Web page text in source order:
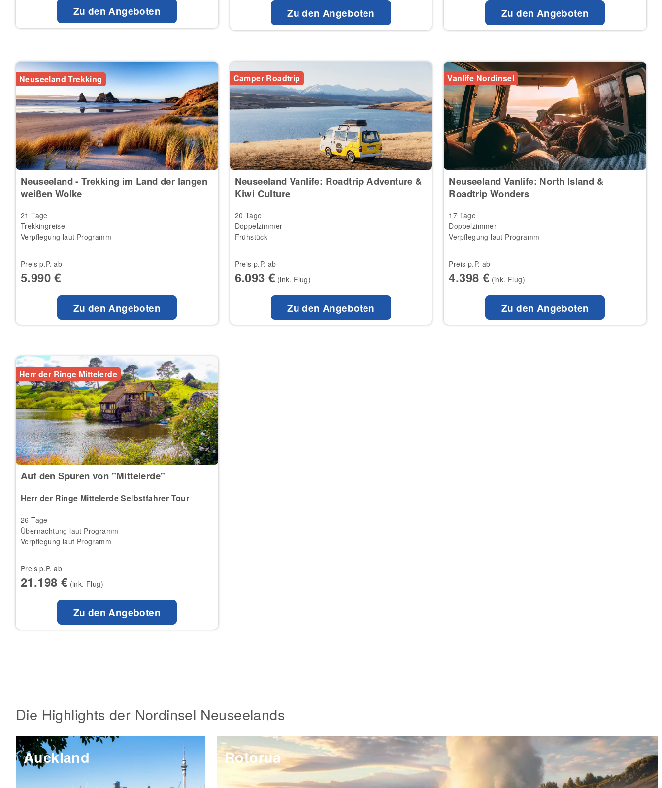
Zu den Angeboten Zu den Angeboten Zu den Angeboten
Neuseeland Trekking
Neuseeland - Trekking im Land der langen
weißen Wolke
21 Tage
Trekkingreise
Verpflegung laut Programm
Preis p.P. ab
5.990 €
Zu den Angeboten
Camper Roadtrip
Neuseeland Vanlife: Roadtrip Adventure &
Kiwi Culture
20 Tage
Doppelzimmer
Frühstück
Preis p.P. ab
6.093 € (ink. Flug)
Zu den Angeboten
Vanlife Nordinsel
Neuseeland Vanlife: North Island &
Roadtrip Wonders
17 Tage
Doppelzimmer
Verpflegung laut Programm
Preis p.P. ab
4.398 € (ink. Flug)
Zu den Angeboten
Herr der Ringe Mittelerde
Auf den Spuren von "Mittelerde"
Herr der Ringe Mittelerde Selbstfahrer Tour
26 Tage
Übernachtung laut Programm
Verpflegung laut Programm
Preis p.P. ab
21.198 € (ink. Flug)
Zu den Angeboten
Die Highlights der Nordinsel Neuseelands
Auckland Rotorua